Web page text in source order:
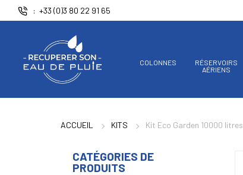
+33 (0)3 80 22 91 65
COLONNES
RÉSERVOIRS
AÉRIENS
ACCUEIL KITS Kit Eco Garden 10000 litres
CATÉGORIES DE
PRODUITS
Panneau de gestion des cookies